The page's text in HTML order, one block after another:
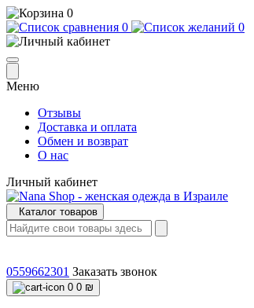
0
0
0
Меню
Отзывы
Доставка и оплата
Обмен и возврат
О нас
Личный кабинет
Каталог товаров
0559662301 Заказать звонок
0 0 ₪